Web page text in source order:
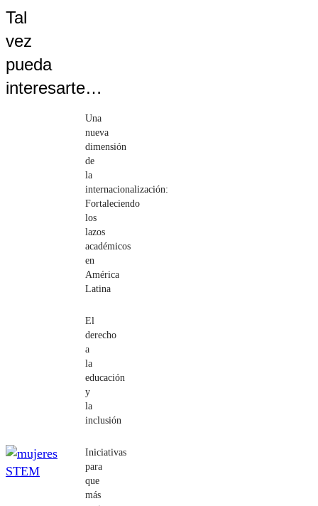
Tal
vez
pueda
interesarte…
Una
nueva
dimensión
de
la
internacionalización:
Fortaleciendo
los
lazos
académicos
en
América
Latina
El
derecho
a
la
educación
y
la
inclusión
Iniciativas
para
que
más